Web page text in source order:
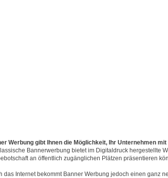
Werbung gibt Ihnen die Möglichkeit, Ihr Unternehmen
Bannerwerbung bietet im Digitaldruck hergestellte
an öffentlich zugänglichen Plätzen präsentieren
das Internet bekommt Banner Werbung jedoch einen ganz